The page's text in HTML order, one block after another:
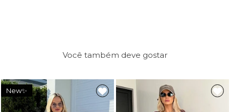
Você também deve gostar
New✨